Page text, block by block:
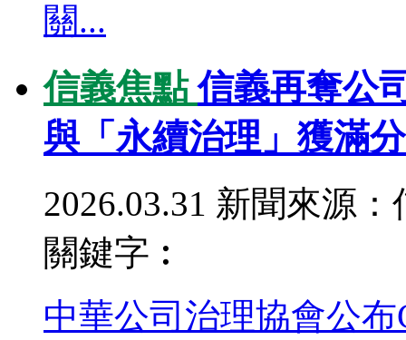
關...
信義焦點信義再奪公
與「永續治理」獲滿分
2026.03.31 新聞來源：
關鍵字︰
中華公司治理協會公